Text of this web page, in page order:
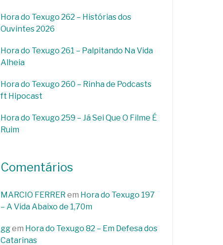
Hora do Texugo 262 – Histórias dos
Ouvintes 2026
Hora do Texugo 261 – Palpitando Na Vida
Alheia
Hora do Texugo 260 – Rinha de Podcasts
ft Hipocast
Hora do Texugo 259 – Já Sei Que O Filme É
Ruim
Comentários
MARCIO FERRER em Hora do Texugo 197
– A Vida Abaixo de 1,70m
ggem Hora do Texugo 82 – Em Defesa dos
Catarinas